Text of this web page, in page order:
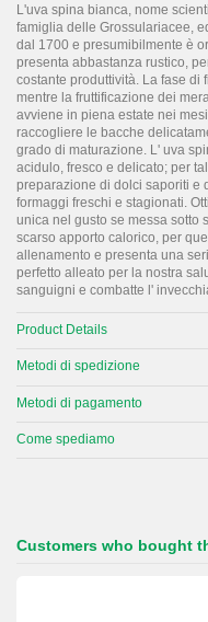
L'uva spina bianca, nome
famiglia delle Grossulariacee,
dal 1700 e presumibilmente è
presenta abbastanza rustico,
costante produttività. La fase di
mentre la fruttificazione dei
avviene in piena estate nei
raccogliere le bacche
grado di maturazione. L' uva
acidulo, fresco e delicato; per
preparazione di dolci saporiti e
formaggi freschi e stagionati.
unica nel gusto se messa sotto
scarso apporto calorico, per
allenamento e presenta una
perfetto alleato per la nostra
sanguigni e combatte l'
Product Details
Metodi di spedizione
Metodi di pagamento
Come spediamo
Customers who bought